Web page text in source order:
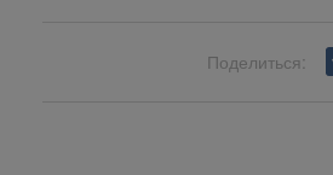
Поделиться: